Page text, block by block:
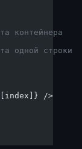
контейнера
одной строки
/>